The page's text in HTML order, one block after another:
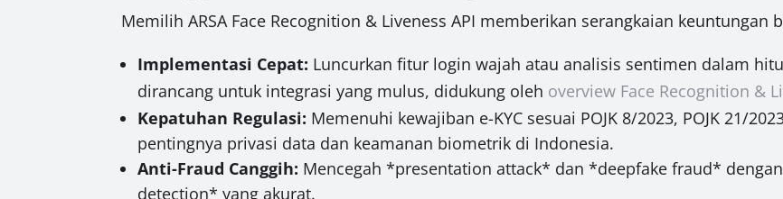
Memilih ARSA Face Recognition & Liveness API memberikan serangkaian keuntungan
Implementasi Cepat: Luncurkan fitur login wajah atau analisis sentimen dalam
dirancang untuk integrasi yang mulus, didukung oleh overview Face Recognition &
Kepatuhan Regulasi: Memenuhi kewajiban e-KYC sesuai POJK 8/2023, POJK 21/
pentingnya privasi data dan keamanan biometrik di Indonesia.
Anti-Fraud Canggih: Mencegah *presentation attack* dan *deepfake fraud*
detection* yang akurat.